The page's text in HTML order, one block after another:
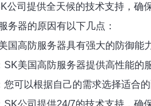
公司提供全天候的技术支持，确
务器的原因有以下几点：
国高防服务器具有强大的防御能
SK美国高防服务器提供高性能的
您可以根据自己的需求选择适合
公司提供24/7的技术支持，确